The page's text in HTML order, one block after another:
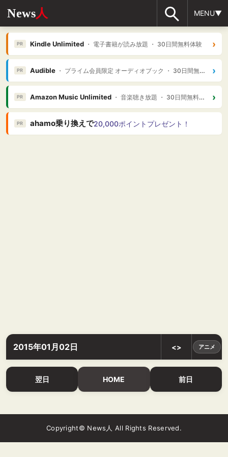
News人 MENU▼
PR Kindle Unlimited・ 電子書籍が読み放題 ・ 30日間無料体験 ›
PR Audible・ プライム会員限定 オーディオブック ・ 30日間無料体験 ›
PR Amazon Music Unlimited・ 音楽聴き放題 ・ 30日間無料体験 ›
PR ahamo乗り換えで20,000ポイントプレゼント！
2015年01月02日 <> アニメ
翌日 HOME 前日
Copyright© News人 All Rights Reserved.